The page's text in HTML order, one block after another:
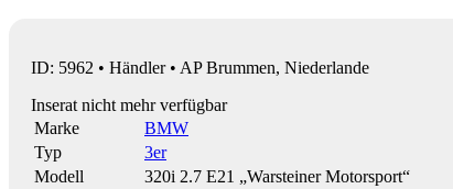
ID: 5962 • Händler • AP Brummen, Niederlande
Inserat nicht mehr verfügbar
Marke
BMW
Typ
3er
Modell
320i 2.7 E21 „Warsteiner Motorsport“